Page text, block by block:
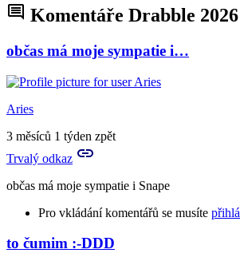
Komentáře Drabble 2026
občas má moje sympatie i…
Aries
3 měsíců 1 týden zpět
Trvalý odkaz
občas má moje sympatie i Snape
Pro vkládání komentářů se musíte
to čumim :-DDD